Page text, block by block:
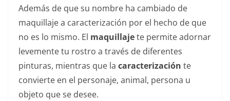
Además de que su nombre ha cambiado de
maquillaje a caracterización por el hecho de que
no es lo mismo. El maquillajete permite adornar
levemente tu rostro a través de diferentes
pinturas, mientras que la caracterización te
convierte en el personaje, animal, persona u
objeto que se desee.